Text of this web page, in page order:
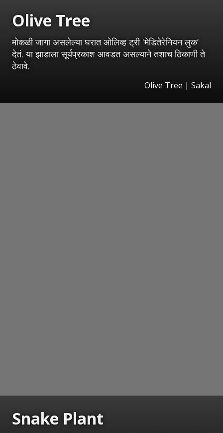
Olive Tree
मोकळी जागा असलेल्या घरात ओलिव्ह ट्री 'मेडितेरेनियन लुक'
देतं. या झाडाला सूर्यप्रकाश आवडत असल्याने तशाच ठिकाणी ते
ठेवावे.
Olive Tree | Sakal
Snake Plant